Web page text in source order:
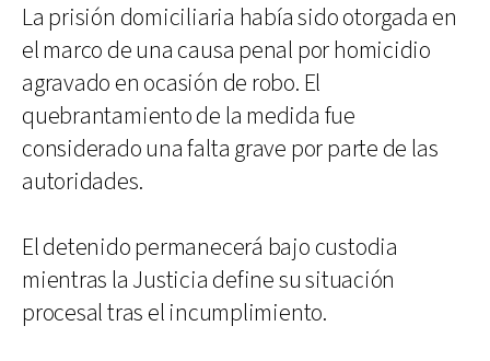
La prisión domiciliaria había sido otorgada en
el marco de una causa penal por homicidio
agravado en ocasión de robo. El
quebrantamiento de la medida fue
considerado una falta grave por parte de las
autoridades.
El detenido permanecerá bajo custodia
mientras la Justicia define su situación
procesal tras el incumplimiento.